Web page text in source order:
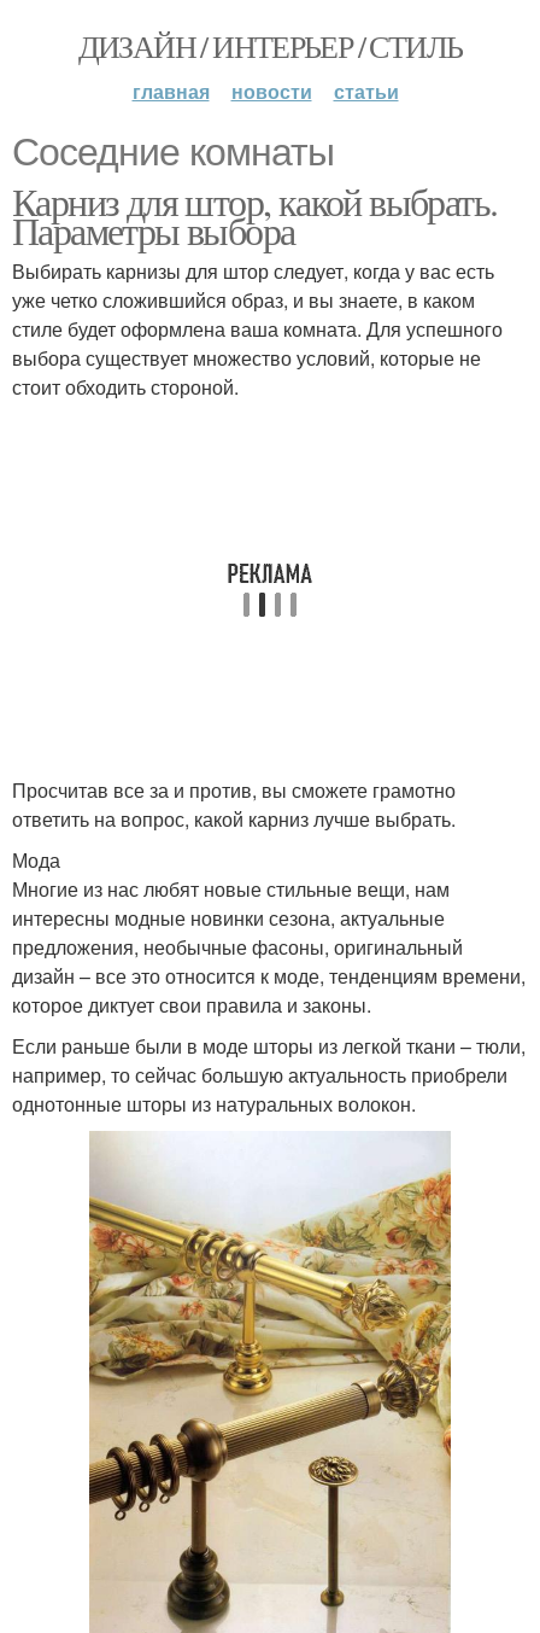
ДИЗАЙН / ИНТЕРЬЕР / СТИЛЬ
главная новости статьи
Соседние комнаты
Карниз для штор, какой выбрать.
Параметры выбора
Выбирать карнизы для штор следует, когда у вас есть
уже четко сложившийся образ, и вы знаете, в каком
стиле будет оформлена ваша комната. Для успешного
выбора существует множество условий, которые не
стоит обходить стороной.
Просчитав все за и против, вы сможете грамотно
ответить на вопрос, какой карниз лучше выбрать.
Мода
Многие из нас любят новые стильные вещи, нам
интересны модные новинки сезона, актуальные
предложения, необычные фасоны, оригинальный
дизайн – все это относится к моде, тенденциям времени,
которое диктует свои правила и законы.
Если раньше были в моде шторы из легкой ткани – тюли,
например, то сейчас большую актуальность приобрели
однотонные шторы из натуральных волокон.